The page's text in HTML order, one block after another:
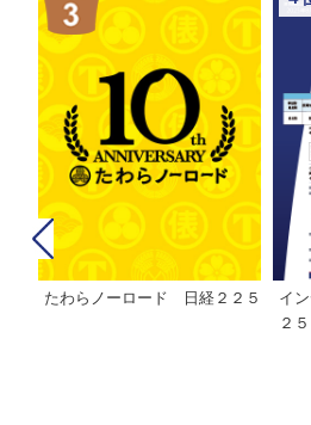
たわらノーロード 日経２２５
イ
２５